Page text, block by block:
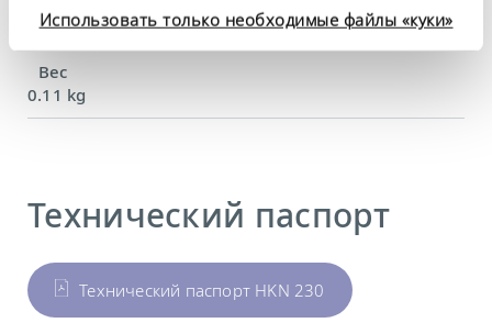
Использовать только необходимые файлы «куки»
Нержавеющая сталь
Вес
0.11 kg
Технический паспорт
Технический паспорт HKN 230